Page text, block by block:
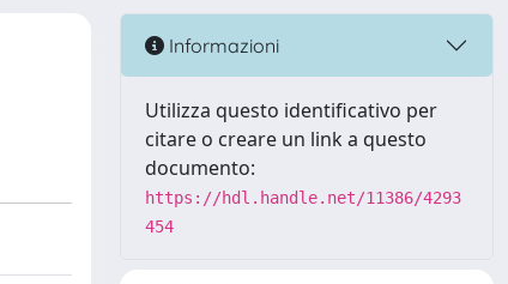
Informazioni
Utilizza questo identificativo per
citare o creare un link a questo
documento:
https://hdl.handle.net/11386/4293
454